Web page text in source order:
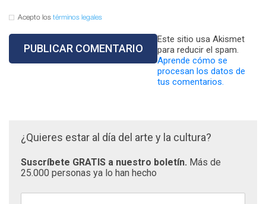
Acepto los términos legales
Este sitio usa Akismet
para reducir el spam.
Aprende cómo se
procesan los datos de
tus comentarios.
¿Quieres estar al día del arte y la cultura?
Suscríbete GRATIS a nuestro boletín. Más de
25.000 personas ya lo han hecho